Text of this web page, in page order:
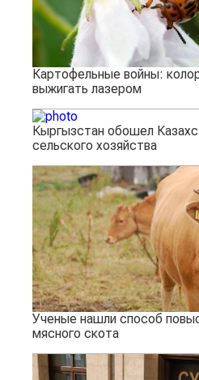
Картофельные войны:
выжигать лазером
Кыргызстан обошел
сельского хозяйства
Ученые нашли способ
мясного скота